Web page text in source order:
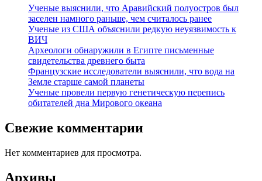
Ученые выяснили, что Аравийский полуостров был
заселен намного раньше, чем считалось ранее
Ученые из США объяснили редкую неуязвимость к
ВИЧ
Археологи обнаружили в Египте письменные
свидетельства древнего быта
Французские исследователи выяснили, что вода на
Земле старше самой планеты
Ученые провели первую генетическую перепись
обитателей дна Мирового океана
Свежие комментарии
Нет комментариев для просмотра.
Архивы